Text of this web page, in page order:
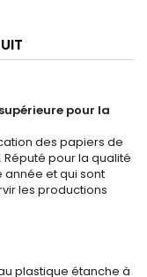
pour la
des papiers de
pour la qualité
année et qui sont
les productions
plastique étanche à